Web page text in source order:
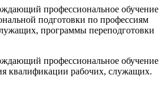
профессиональное обучение
подготовки по профессиям
программы переподготовки
профессиональное обучение
квалификации рабочих, служащих.